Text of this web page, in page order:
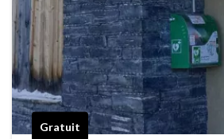
Gratuit